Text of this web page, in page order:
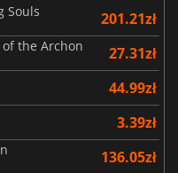
Souls
201.21zł
of the Archon 27.31zł
44.99zł
3.39zł
136.05zł